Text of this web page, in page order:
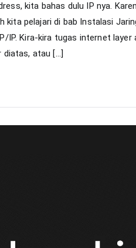
Address
kita bahas dulu IP nya.
kita pelajari di bab Instalasi
IP. Kira-kira tugas internet
diatas, atau […]